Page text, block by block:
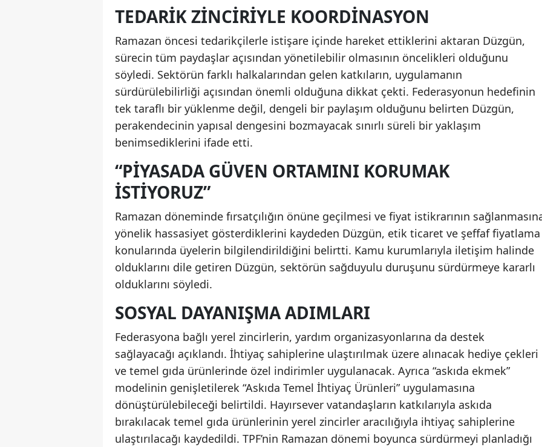
TEDARIK ZINCIRIYLE KOORDINASYON
Ramazan öncesi tedarikçilerle istişare içinde hareket ettiklerini aktaran Düzgün,
sürecin tüm paydaşlar açısından yönetilebilir olmasının öncelikleri olduğunu
söyledi. Sektörün farklı halkalarından gelen katkıların, uygulamanın
sürdürülebilirliği açısından önemli olduğuna dikkat çekti. Federasyonun hedefinin
tek taraflı bir yüklenme değil, dengeli bir paylaşım olduğunu belirten Düzgün,
perakendecinin yapısal dengesini bozmayacak sınırlı süreli bir yaklaşım
benimsediklerini ifade etti.
“PIYASADA GÜVEN ORTAMINI KORUMAK
ISTIYORUZ”
Ramazan döneminde fırsatçılığın önüne geçilmesi ve fiyat istikrarının
yönelik hassasiyet gösterdiklerini kaydeden Düzgün, etik ticaret ve şeffaf fiyatlama
konularında üyelerin bilgilendirildiğini belirtti. Kamu kurumlarıyla iletişim halinde
olduklarını dile getiren Düzgün, sektörün sağduyulu duruşunu sürdürmeye kararlı
olduklarını söyledi.
SOSYAL DAYANIŞMA ADIMLARI
Federasyona bağlı yerel zincirlerin, yardım organizasyonlarına da destek
sağlayacağı açıklandı. İhtiyaç sahiplerine ulaştırılmak üzere alınacak hediye çekleri
ve temel gıda ürünlerinde özel indirimler uygulanacak. Ayrıca “askıda ekmek”
modelinin genişletilerek “Askıda Temel İhtiyaç Ürünleri” uygulamasına
dönüştürülebileceği belirtildi. Hayırsever vatandaşların katkılarıyla askıda
bırakılacak temel gıda ürünlerinin yerel zincirler aracılığıyla ihtiyaç sahiplerine
ulaştırılacağı kaydedildi. TPF’nin Ramazan dönemi boyunca sürdürmeyi planladığı